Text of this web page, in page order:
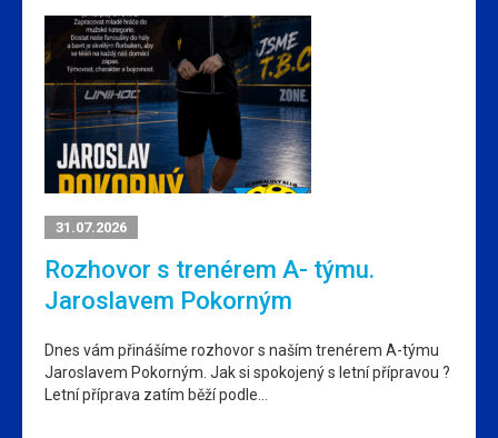
31.07.2026
Rozhovor s trenérem A- týmu.
Jaroslavem Pokorným
Dnes vám přinášíme rozhovor s naším trenérem A-týmu
Jaroslavem Pokorným. Jak si spokojený s letní přípravou ?
Letní příprava zatím běží podle…